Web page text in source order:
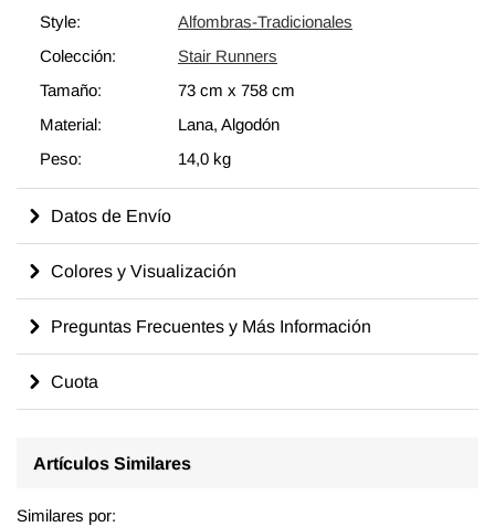
Style:
Alfombras-Tradicionales
Colección:
Stair Runners
Tamaño:
73 cm x 758 cm
Material:
Lana, Algodón
Peso:
14,0 kg
Datos de Envío
Colores y Visualización
Preguntas Frecuentes y Más Información
Cuota
Artículos Similares
Similares por: